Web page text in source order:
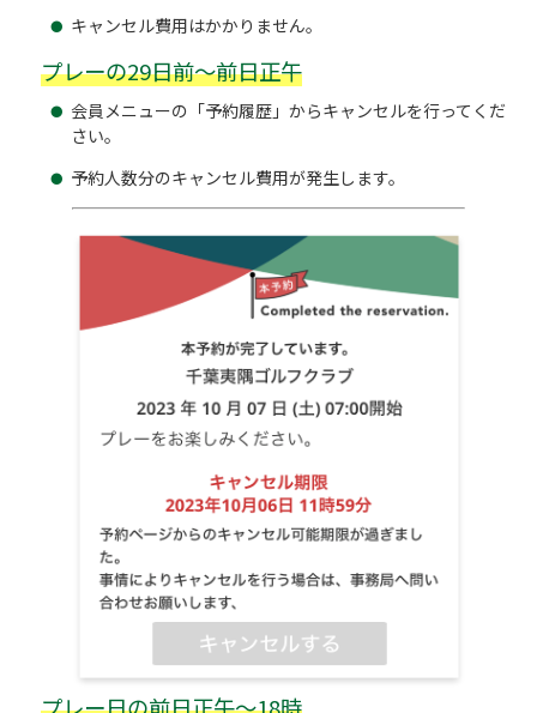
キャンセル費用はかかりません。
プレーの29日前～前日正午
会員メニューの「予約履歴」からキャンセルを行ってくだ
さい。
予約人数分のキャンセル費用が発生します。
プレー日の前日正午～18時